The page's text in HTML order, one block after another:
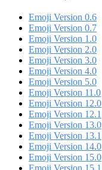
Emoji Version 0.6
Emoji Version 0.7
Emoji Version 1.0
Emoji Version 2.0
Emoji Version 3.0
Emoji Version 4.0
Emoji Version 5.0
Emoji Version 11.0
Emoji Version 12.0
Emoji Version 12.1
Emoji Version 13.0
Emoji Version 13.1
Emoji Version 14.0
Emoji Version 15.0
Emoji Version 15.1